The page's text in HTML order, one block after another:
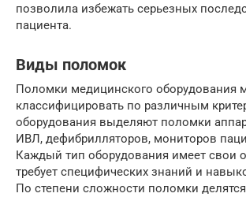
позволила избежать серьезных
пациента.
Виды поломок
Поломки медицинского оборудования
классифицировать по различным
оборудования выделяют поломки
ИВЛ, дефибрилляторов, мониторов
Каждый тип оборудования имеет свои
требует специфических знаний и
По степени сложности поломки